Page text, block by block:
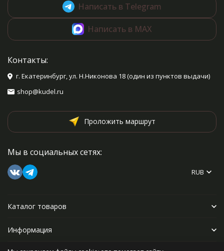
Написать в Telegram
Написать в MAX
Контакты:
г. Екатеринбург, ул. Н.Никонова 18 (один из пунктов выдачи)
shop@kudel.ru
Проложить маршрут
Мы в социальных сетях:
RUB
Каталог товаров
Информация